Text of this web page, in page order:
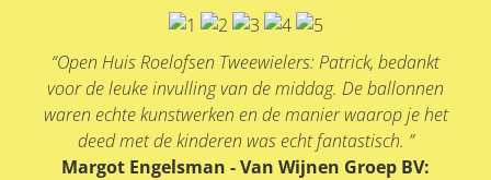
“Open Huis Roelofsen Tweewielers: Patrick, bedankt
voor de leuke invulling van de middag. De ballonnen
waren echte kunstwerken en de manier waarop je het
deed met de kinderen was echt fantastisch. ”
Margot Engelsman - Van Wijnen Groep BV: